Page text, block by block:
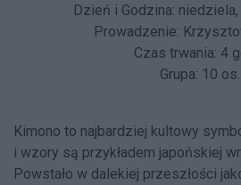
Dzień i Godzina:
Prowadzenie:
Czas trwania: 4
Grupa: 10 os.
Kimono to najbardziej kultowy
i wzory są przykładem japońskiej
Powstało w dalekiej przeszłości